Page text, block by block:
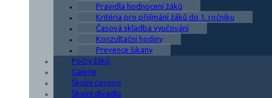
Pravidla hodnocení žáků
Kritéria pro přijímání žáků do 1. ročníku
Časová skladba vyučování
Konzultační hodiny
Prevence šikany
Počty žáků
Galerie
Školní časopis
Školní divadlo